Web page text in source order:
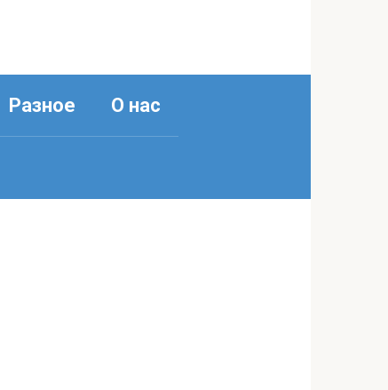
Разное О нас